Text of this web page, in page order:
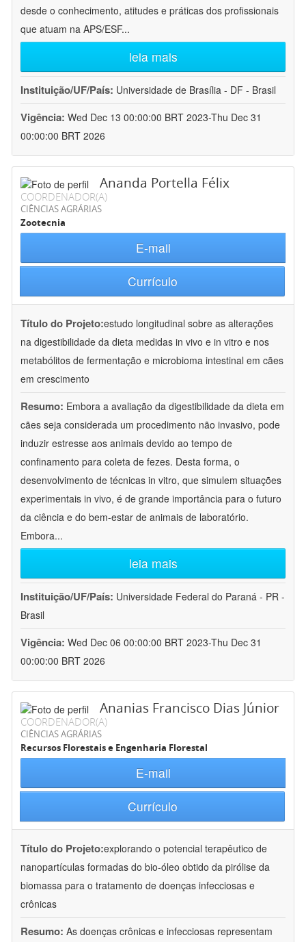
desde o conhecimento, atitudes e práticas dos profissionais
que atuam na APS/ESF...
leia mais
Instituição/UF/País: Universidade de Brasília - DF - Brasil
Vigência: Wed Dec 13 00:00:00 BRT 2023-Thu Dec 31
00:00:00 BRT 2026
Ananda Portella Félix
COORDENADOR(A)
CIÊNCIAS AGRÁRIAS
Zootecnia
E-mail
Currículo
Título do Projeto:estudo longitudinal sobre as alterações
na digestibilidade da dieta medidas in vivo e in vitro e nos
metabólitos de fermentação e microbioma intestinal em cães
em crescimento
Resumo: Embora a avaliação da digestibilidade da dieta em
cães seja considerada um procedimento não invasivo, pode
induzir estresse aos animais devido ao tempo de
confinamento para coleta de fezes. Desta forma, o
desenvolvimento de técnicas in vitro, que simulem situações
experimentais in vivo, é de grande importância para o futuro
da ciência e do bem-estar de animais de laboratório.
Embora...
leia mais
Instituição/UF/País: Universidade Federal do Paraná - PR -
Brasil
Vigência: Wed Dec 06 00:00:00 BRT 2023-Thu Dec 31
00:00:00 BRT 2026
Ananias Francisco Dias Júnior
COORDENADOR(A)
CIÊNCIAS AGRÁRIAS
Recursos Florestais e Engenharia Florestal
E-mail
Currículo
Título do Projeto:explorando o potencial terapêutico de
nanopartículas formadas do bio-óleo obtido da pirólise da
biomassa para o tratamento de doenças infecciosas e
crônicas
Resumo: As doenças crônicas e infecciosas representam